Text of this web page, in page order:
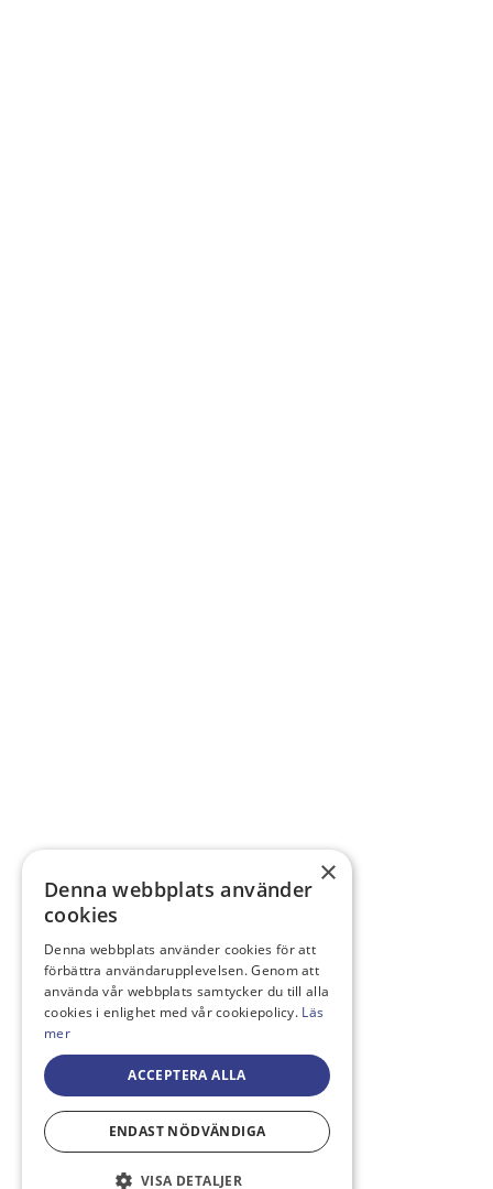
×
Denna webbplats använder
cookies
Denna webbplats använder cookies för att
förbättra användarupplevelsen. Genom att
använda vår webbplats samtycker du till alla
cookies i enlighet med vår cookiepolicy. Läs
mer
ACCEPTERA ALLA
ENDAST NÖDVÄNDIGA
VISA DETALJER